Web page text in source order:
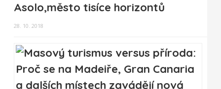
Asolo,město tisíce horizontů
28. 10. 2018